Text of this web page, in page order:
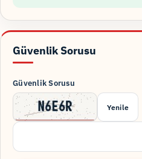
Güvenlik Sorusu
Güvenlik Sorusu
Yenile